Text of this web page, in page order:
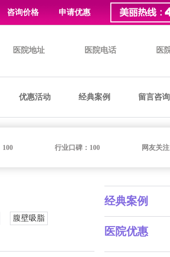
咨询价格 申请优惠
医院地址 医院电话 医
优惠活动 经典案例 留言咨询
100 行业口碑： 100 网友关注
腹壁吸脂
经典案例
医院优惠